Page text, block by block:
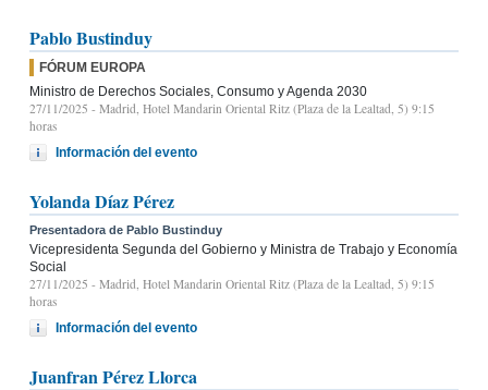
Pablo Bustinduy
FÓRUM EUROPA
Ministro de Derechos Sociales, Consumo y Agenda 2030
27/11/2025 - Madrid, Hotel Mandarin Oriental Ritz (Plaza de la Lealtad, 5) 9:15
horas
Información del evento
Yolanda Díaz Pérez
Presentadora de Pablo Bustinduy
Vicepresidenta Segunda del Gobierno y Ministra de Trabajo y Economía
Social
27/11/2025 - Madrid, Hotel Mandarin Oriental Ritz (Plaza de la Lealtad, 5) 9:15
horas
Información del evento
Juanfran Pérez Llorca